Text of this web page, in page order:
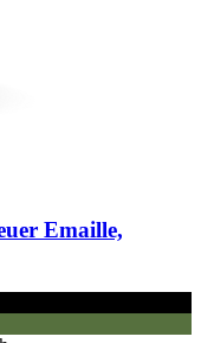
Emaille,